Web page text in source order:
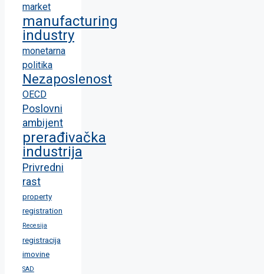
market
manufacturing
industry
monetarna
politika
Nezaposlenost
OECD
Poslovni
ambijent
prerađivačka
industrija
Privredni
rast
property
registration
Recesija
registracija
imovine
SAD